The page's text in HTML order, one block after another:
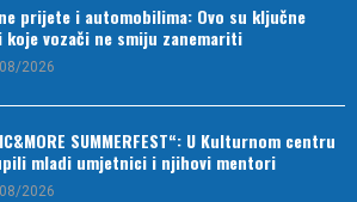
prijete i automobilima: Ovo su ključne
koje vozači ne smiju zanemariti
2026
SUMMERFEST“: U Kulturnom centru
mladi umjetnici i njihovi mentori
2026